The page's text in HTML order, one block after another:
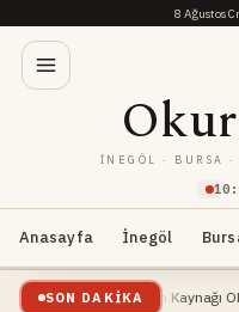
8 Ağustos
10 :
Okur
İNEGÖL · BURSA
Anasayfa İnegöl
SON DAKIKA
Yeni Geçim Kaynağı Oldu İnegöl